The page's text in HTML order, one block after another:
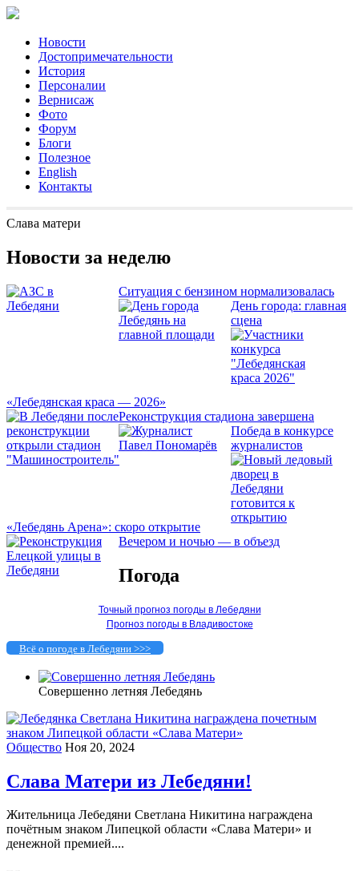
Новости
Достопримечательности
История
Персоналии
Вернисаж
Фото
Форум
Блоги
Полезное
English
Контакты
Слава матери
Новости за неделю
Ситуация с бензином нормализовалась
День города: главная
сцена
«Лебедянская краса — 2026»
Реконструкция стадиона завершена
Победа в конкурсе
журналистов
«Лебедянь Арена»: скоро открытие
Вечером и ночью — в объезд
Погода
Точный прогноз погоды в Лебедяни
Прогноз погоды в Владивостоке
Всё о погоде в Лебедяни >>>
Совершенно летняя Лебедянь
Общество Ноя 20, 2024
Слава Матери из Лебедяни!
Жительница Лебедяни Светлана Никитина награждена
почётным знаком Липецкой области «Слава Матери» и
денежной премией....